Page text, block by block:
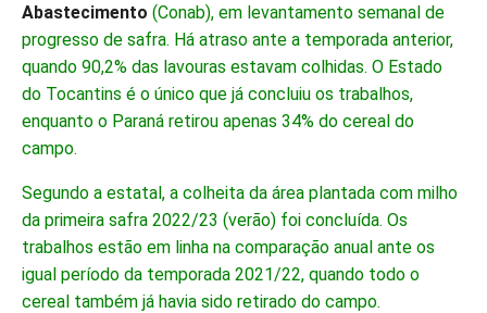
Abastecimento (Conab), em levantamento semanal de
progresso de safra. Há atraso ante a temporada anterior,
quando 90,2% das lavouras estavam colhidas. O Estado
do Tocantins é o único que já concluiu os trabalhos,
enquanto o Paraná retirou apenas 34% do cereal do
campo.
Segundo a estatal, a colheita da área plantada com milho
da primeira safra 2022/23 (verão) foi concluída. Os
trabalhos estão em linha na comparação anual ante os
igual período da temporada 2021/22, quando todo o
cereal também já havia sido retirado do campo.